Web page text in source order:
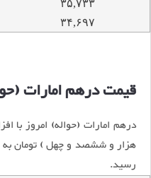
۳۵,۷۳۳
۳۴,۶۹۷
قیمت درهم امارات
رسید.